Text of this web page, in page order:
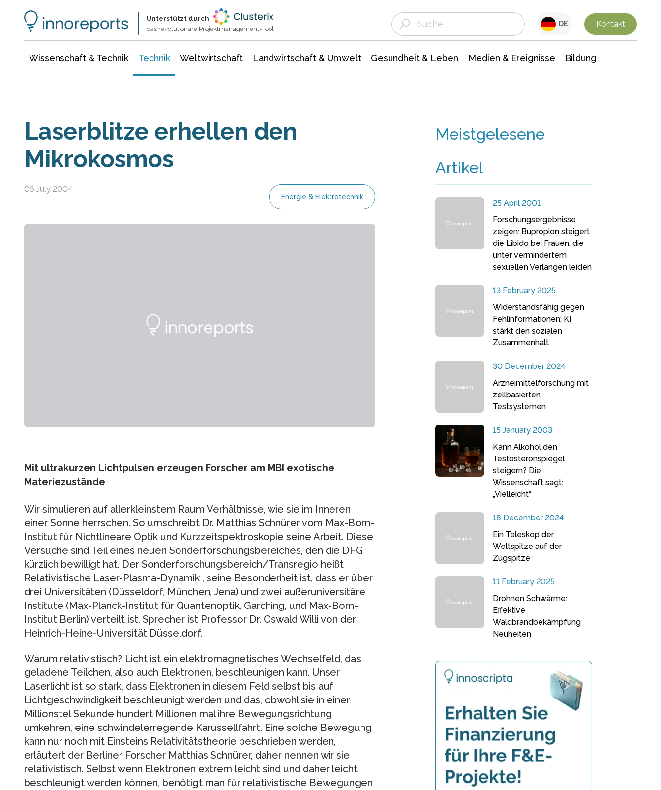
Unterstützt durch
das revolutionäre Projektmanagement-Tool
DE Kontakt
Wissenschaft & Technik Technik Weltwirtschaft Landwirtschaft & Umwelt Gesundheit & Leben Medien & Ereignisse Bildung
Laserblitze erhellen den
Mikrokosmos
06 July 2004
Energie & Elektrotechnik
Mit ultrakurzen Lichtpulsen erzeugen Forscher am MBI exotische
Materiezustände
Wir simulieren auf allerkleinstem Raum Verhältnisse, wie sie im Inneren
einer Sonne herrschen. So umschreibt Dr. Matthias Schnürer vom Max-Born-
Institut für Nichtlineare Optik und Kurzzeitspektroskopie seine Arbeit. Diese
Versuche sind Teil eines neuen Sonderforschungsbereiches, den die DFG
kürzlich bewilligt hat. Der Sonderforschungsbereich/Transregio heißt
Relativistische Laser-Plasma-Dynamik , seine Besonderheit ist, dass er über
drei Universitäten (Düsseldorf, München, Jena) und zwei außeruniversitäre
Institute (Max-Planck-Institut für Quantenoptik, Garching, und Max-Born-
Institut Berlin) verteilt ist. Sprecher ist Professor Dr. Oswald Willi von der
Heinrich-Heine-Universität Düsseldorf.
Warum relativistisch? Licht ist ein elektromagnetisches Wechselfeld, das
geladene Teilchen, also auch Elektronen, beschleunigen kann. Unser
Laserlicht ist so stark, dass Elektronen in diesem Feld selbst bis auf
Lichtgeschwindigkeit beschleunigt werden und das, obwohl sie in einer
Millionstel Sekunde hundert Millionen mal ihre Bewegungsrichtung
umkehren, eine schwindelerregende Karussellfahrt. Eine solche Bewegung
kann nur noch mit Einsteins Relativitätstheorie beschrieben werden,
erläutert der Berliner Forscher Matthias Schnürer, daher nennen wir sie
relativistisch. Selbst wenn Elektronen extrem leicht sind und daher leicht
beschleunigt werden können, benötigt man für relativistische Bewegungen
Meistgelesene
Artikel
25 April 2001
Forschungsergebnisse
zeigen: Bupropion steigert
die Libido bei Frauen, die
unter vermindertem
sexuellen Verlangen leiden
13 February 2025
Widerstandsfähig gegen
Fehlinformationen: KI
stärkt den sozialen
Zusammenhalt
30 December 2024
Arzneimittelforschung mit
zellbasierten
Testsystemen
15 January 2003
Kann Alkohol den
Testosteronspiegel
steigern? Die
Wissenschaft sagt:
„Vielleicht“
18 December 2024
Ein Teleskop der
Weltspitze auf der
Zugspitze
11 February 2025
Drohnen Schwärme:
Effektive
Waldbrandbekämpfung
Neuheiten